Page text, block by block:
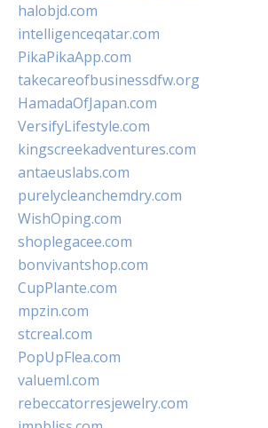
halobjd.com
intelligenceqatar.com
PikaPikaApp.com
takecareofbusinessdfw.org
HamadaOfJapan.com
VersifyLifestyle.com
kingscreekadventures.com
antaeuslabs.com
purelycleanchemdry.com
WishOping.com
shoplegacee.com
bonvivantshop.com
CupPlante.com
mpzin.com
stcreal.com
PopUpFlea.com
valueml.com
rebeccatorresjewelry.com